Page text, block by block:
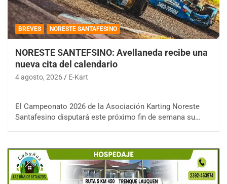
BREVES NORESTE SANTAFESINO
NORESTE SANTEFSINO: Avellaneda recibe una
nueva cita del calendario
4 agosto, 2026 E-Kart
El Campeonato 2026 de la Asociación Karting Noreste
Santafesino disputará este próximo fin de semana su…